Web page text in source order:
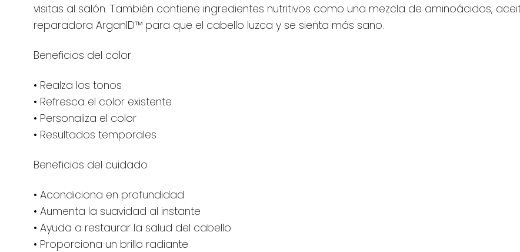
visitas al salón. También contiene ingredientes nutritivos como una mezcla de aminoácidos,
reparadora ArganID™ para que el cabello luzca y se sienta más sano.
Beneficios del color
• Realza los tonos
• Refresca el color existente
• Personaliza el color
• Resultados temporales
Beneficios del cuidado
• Acondiciona en profundidad
• Aumenta la suavidad al instante
• Ayuda a restaurar la salud del cabello
• Proporciona un brillo radiante